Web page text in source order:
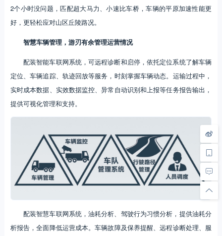
2个小时没问题，匹配超大马力、小速比车桥，车辆的平原加速性能更
好，更轻松应对山区丘陵路况。
智慧车辆管理，游刃有余管理运营情况
配装智能车联网系统，可远程诊断和启停，依托定位系统了解车辆
定位、车辆追踪、轨迹回放等服务，时刻掌握车辆动态。运输过程中，
实时成本数据、实效数据监控、异常自动识别和上报等任务报告输出，
提供可视化管理和支持。
配装智慧车联网系统，油耗分析、驾驶行为习惯分析，提供油耗分
析报告，全面降低运营成本。车辆故障及保养提醒、远程诊断处理、服